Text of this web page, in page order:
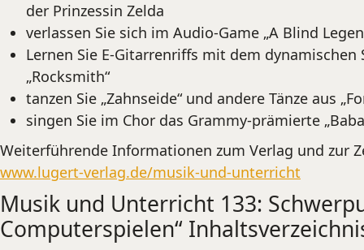
der Prinzessin Zelda
verlassen Sie sich im Audio-Game „A Blind
Lernen Sie E-Gitarrenriffs mit dem
„Rocksmith“
tanzen Sie „Zahnseide“ und andere Tänze aus
singen Sie im Chor das Grammy-prämierte
Weiterführende Informationen zum Verlag und zur
www.lugert-verlag.de/musik-und-unterricht
Musik und Unterricht 133:
Computerspielen“